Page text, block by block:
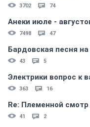
3702 74
Анеки июле -
7498 47
Бардовская песня
43 5
Электрики вопрос к
363 16
Re: Племеннoй
41 2